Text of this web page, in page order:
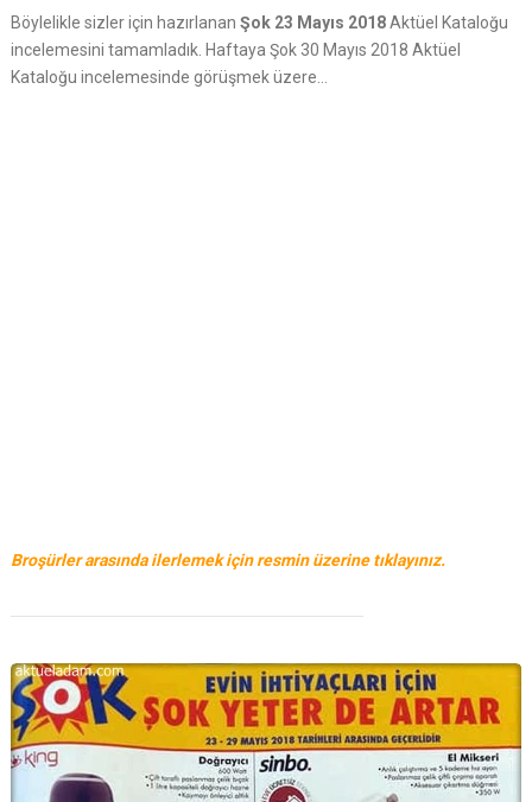
Böylelikle sizler için hazırlanan Şok 23 Mayıs 2018Aktüel Kataloğu
incelemesini tamamladık. Haftaya Şok 30 Mayıs 2018 Aktüel
Kataloğu incelemesinde görüşmek üzere…
Broşürler arasında ilerlemek için resmin üzerine tıklayınız.